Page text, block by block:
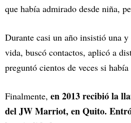
que había admirado desde niña,
Durante casi un año insistió una
vida, buscó contactos, aplicó a
preguntó cientos de veces si
Finalmente, en 2013 recibió la
del JW Marriot, en Quito.